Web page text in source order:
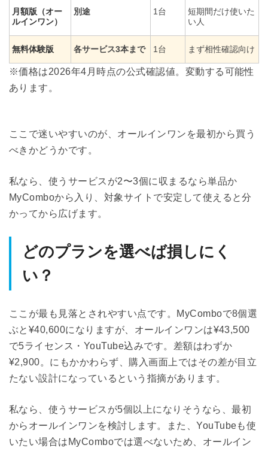
月額版（オー
ルインワン）
別途 1台
短期間だけ使いた
い人
無料体験版 各サービス3本まで 1台 まず相性確認向け
※価格は2026年4月時点の公式確認値。変動する可能性
あります。
ここで迷いやすいのが、オールインワンを最初から買う
べきかどうかです。
私なら、使うサービスが2〜3個に収まるなら単品か
MyComboから入り、対象サイトで安定して使えると分
かってから広げます。
どのプランを選べば損しにく
い？
ここが最も見落とされやすい点です。MyComboで8個選
ぶと¥40,600になりますが、オールインワンは¥43,500
で5ライセンス・YouTube込みです。差額はわずか
¥2,900。にもかかわらず、購入画面上ではその差が目立
たない設計になっているという指摘があります。
私なら、使うサービスが5個以上になりそうなら、最初
からオールインワンを検討します。また、YouTubeも使
いたい場合はMyComboでは選べないため、オールイン